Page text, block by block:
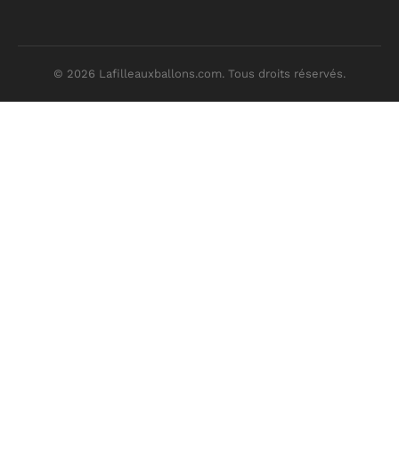
© 2026 Lafilleauxballons.com. Tous droits réservés.